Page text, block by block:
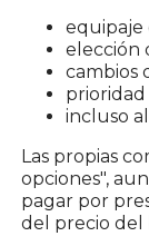
equipaje
elección
cambios
incluso
Las propias
opciones",
pagar por
del precio del